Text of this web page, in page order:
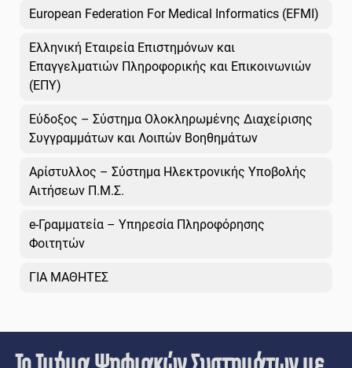
European Federation For Medical Informatics (EFMI)
Ελληνική Εταιρεία Επιστημόνων και
Επαγγελματιών Πληροφορικής και Επικοινωνιών
(ΕΠΥ)
Εύδοξος – Σύστημα Ολοκληρωμένης Διαχείρισης
Συγγραμμάτων και Λοιπών Βοηθημάτων
Αρίστυλλος – Σύστημα Ηλεκτρονικής Υποβολής
Αιτήσεων Π.Μ.Σ.
e-Γραμματεία – Υπηρεσία Πληροφόρησης
Φοιτητών
ΓΙΑ ΜΑΘΗΤΕΣ